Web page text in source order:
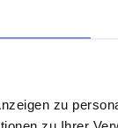
zu
zu Ihrer